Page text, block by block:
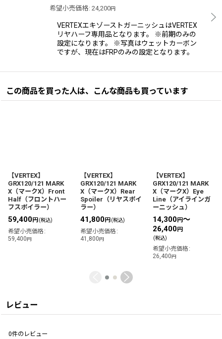
希望小売価格: 24,200円
VERTEXエキゾーストガーニッシュはVERTEX
リヤハーフ専用品となります。 ※前期のみの
設定になります。 ※写真はウェットカーボン
ですが、現在はFRPのみの設定となります。
この商品を買った人は、こんな商品も買っています
【VERTEX】
GRX120/121 MARK
X（マークX）Front
Half（フロントハー
フスポイラー）
59,400円 (税込)
希望小売価格 :
59,400円
【VERTEX】
GRX120/121 MARK
X（マークX）Rear
Spoiler（リヤスポイ
ラー）
41,800円 (税込)
希望小売価格 :
41,800円
【VERTEX】
GRX120/121 MARK
X（マークX）Eye
Line（アイラインガ
ーニッシュ）
14,300円～
26,400円
(税込)
希望小売価格 :
26,400円
レビュー
0件のレビュー